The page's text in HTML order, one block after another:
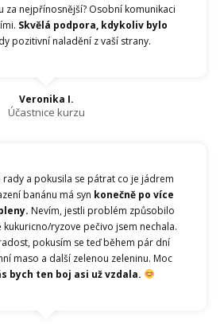
za nejpřínosnější? Osobní komunikaci
Skvělá podpora, kdykoliv bylo
pozitivní naladění z vaší strany.
Veronika I.
Účastnice kurzu
rady a pokusila se pátrat co je jádrem
banánu má syn konečně po více
Nevím, jestli problém způsobilo
ryzove pečivo jsem nechala.
pokusím se teď během pár dní
maso a další zelenou zeleninu. Moc
bych ten boj asi už vzdala.